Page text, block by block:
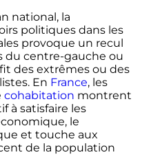
national, la
politiques dans les
provoque un recul
du centre-gauche ou
des extrêmes ou des
En France, les
cohabitation montrent
à satisfaire les
le
et touche aux
de la population